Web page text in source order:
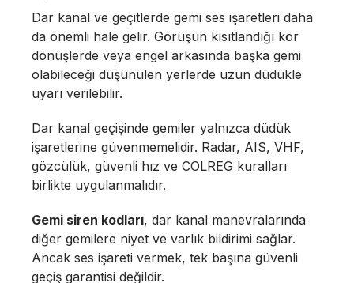
Dar kanal ve geçitlerde gemi ses işaretleri daha
da önemli hale gelir. Görüşün kısıtlandığı kör
dönüşlerde veya engel arkasında başka gemi
olabileceği düşünülen yerlerde uzun düdükle
uyarı verilebilir.
Dar kanal geçişinde gemiler yalnızca düdük
işaretlerine güvenmemelidir. Radar, AIS, VHF,
gözcülük, güvenli hız ve COLREG kuralları
birlikte uygulanmalıdır.
Gemi siren kodları, dar kanal manevralarında
diğer gemilere niyet ve varlık bildirimi sağlar.
Ancak ses işareti vermek, tek başına güvenli
geçiş garantisi değildir.